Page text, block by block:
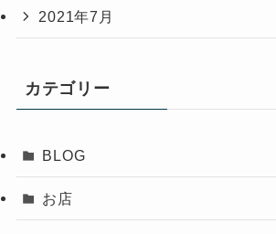
2021年7月
カテゴリー
BLOG
お店